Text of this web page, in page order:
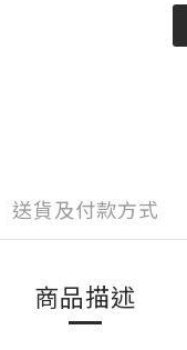
送貨及付款方式
商品描述